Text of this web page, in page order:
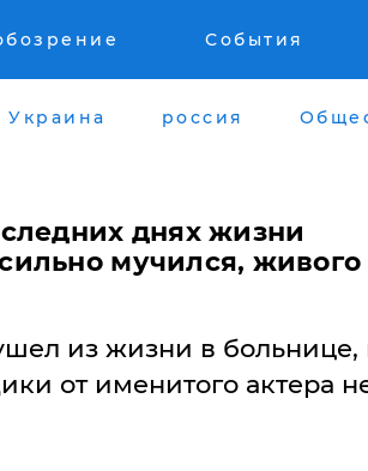
События
Украина россия
днях жизни
мучился, живого
из жизни в больнице,
от именитого актера